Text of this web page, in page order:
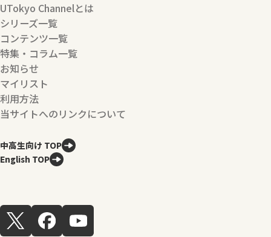
UTokyo Channelとは
シリーズ一覧
コンテンツ一覧
特集・コラム一覧
お知らせ
マイリスト
利用方法
当サイトへのリンクについて
中高生向け TOP
English TOP